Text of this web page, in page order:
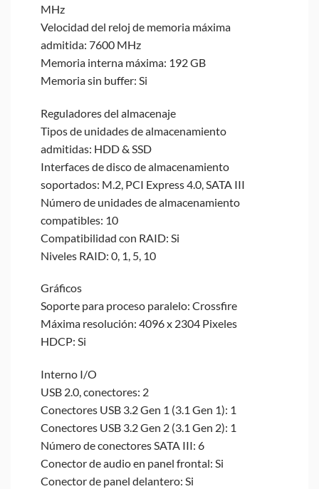
MHz
Velocidad del reloj de memoria máxima
admitida: 7600 MHz
Memoria interna máxima: 192 GB
Memoria sin buffer: Si
Reguladores del almacenaje
Tipos de unidades de almacenamiento
admitidas: HDD & SSD
Interfaces de disco de almacenamiento
soportados: M.2, PCI Express 4.0, SATA III
Número de unidades de almacenamiento
compatibles: 10
Compatibilidad con RAID: Si
Niveles RAID: 0, 1, 5, 10
Gráficos
Soporte para proceso paralelo: Crossfire
Máxima resolución: 4096 x 2304 Pixeles
HDCP: Si
Interno I/O
USB 2.0, conectores: 2
Conectores USB 3.2 Gen 1 (3.1 Gen 1): 1
Conectores USB 3.2 Gen 2 (3.1 Gen 2): 1
Número de conectores SATA III: 6
Conector de audio en panel frontal: Si
Conector de panel delantero: Si